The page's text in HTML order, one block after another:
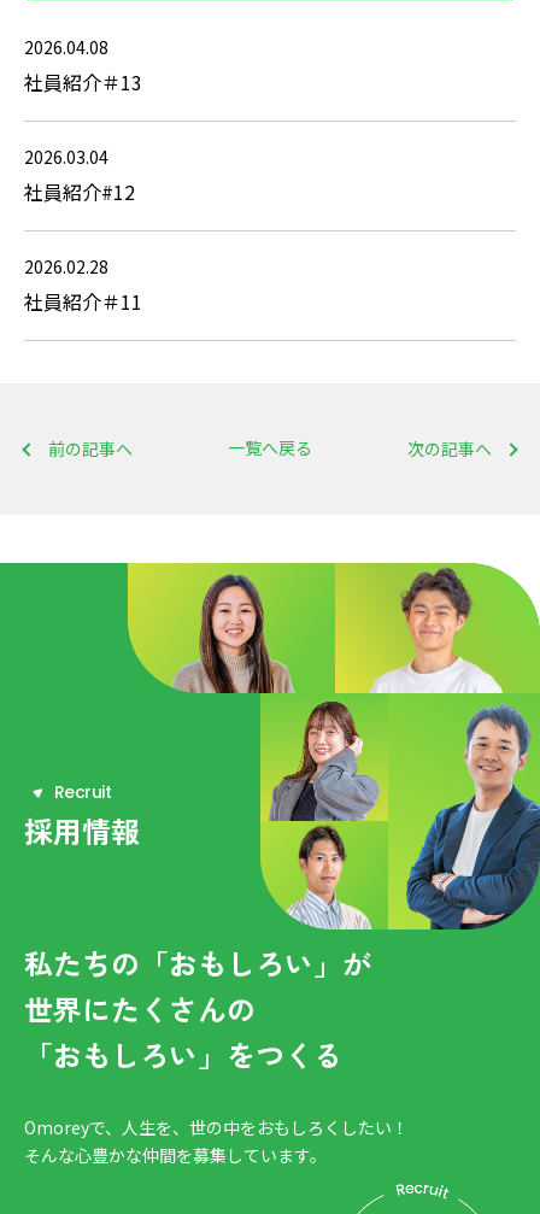
2026.04.08
社員紹介＃13
2026.03.04
社員紹介#12
2026.02.28
社員紹介＃11
前の記事へ 次の記事へ
一覧へ戻る
Recruit
採用情報
私たちの「おもしろい」が
世界にたくさんの
「おもしろい」をつくる
Omoreyで、人生を、世の中をおもしろくしたい！
そんな心豊かな仲間を募集しています。